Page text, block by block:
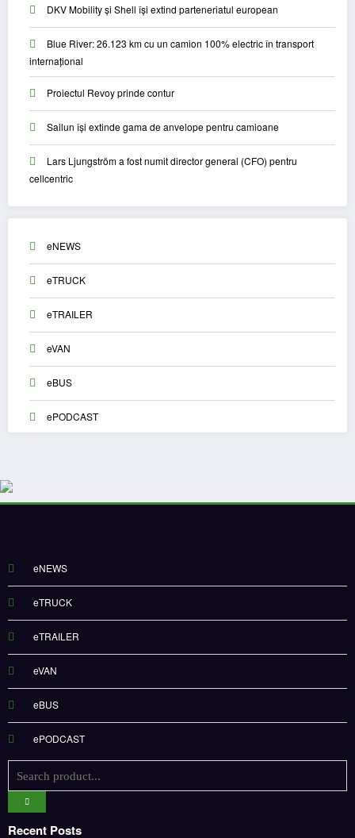
DKV Mobility și Shell își extind parteneriatul european
Blue River: 26.123 km cu un camion 100% electric în transport
internațional
Proiectul Revoy prinde contur
Sailun își extinde gama de anvelope pentru camioane
Lars Ljungström a fost numit director general (CFO) pentru
cellcentric
eNEWS
eTRUCK
eTRAILER
eVAN
eBUS
ePODCAST
eNEWS
eTRUCK
eTRAILER
eVAN
eBUS
ePODCAST
Recent Posts